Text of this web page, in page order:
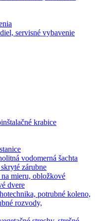
servisné vybavenie
krabice
vodomerná šachta
zárubne
mieru, obložkové
dvere
potrubné koleno,
rozvody,